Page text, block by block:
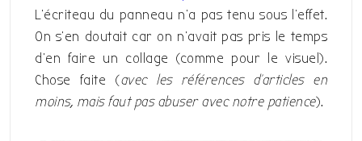
L’écriteau du panneau n’a pas tenu sous l’effet.
On s’en doutait car on n’avait pas pris le temps
d’en faire un collage (comme pour le visuel).
Chose faite (avec les références d’articles en
moins, mais faut pas abuser avec notre patience).